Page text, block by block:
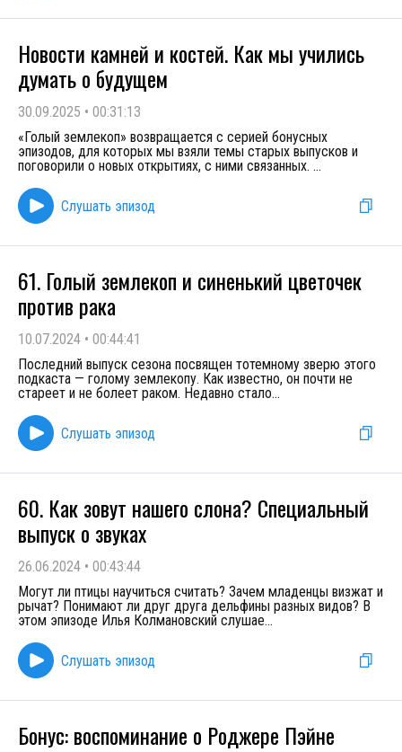
Новости камней и костей. Как мы учились
думать о будущем
30.09.2025 • 00:31:13
«Голый землекоп» возвращается с серией бонусных
эпизодов, для которых мы взяли темы старых выпусков и
поговорили о новых открытиях, с ними связанных. ...
Слушать эпизод
61. Голый землекоп и синенький цветочек
против рака
10.07.2024 • 00:44:41
Последний выпуск сезона посвящен тотемному зверю этого
подкаста — голому землекопу. Как известно, он почти не
стареет и не болеет раком. Недавно стало...
Слушать эпизод
60. Как зовут нашего слона? Специальный
выпуск о звуках
26.06.2024 • 00:43:44
Могут ли птицы научиться считать? Зачем младенцы визжат и
рычат? Понимают ли друг друга дельфины разных видов? В
этом эпизоде Илья Колмановский слушае...
Слушать эпизод
Бонус: воспоминание о Роджере Пэйне